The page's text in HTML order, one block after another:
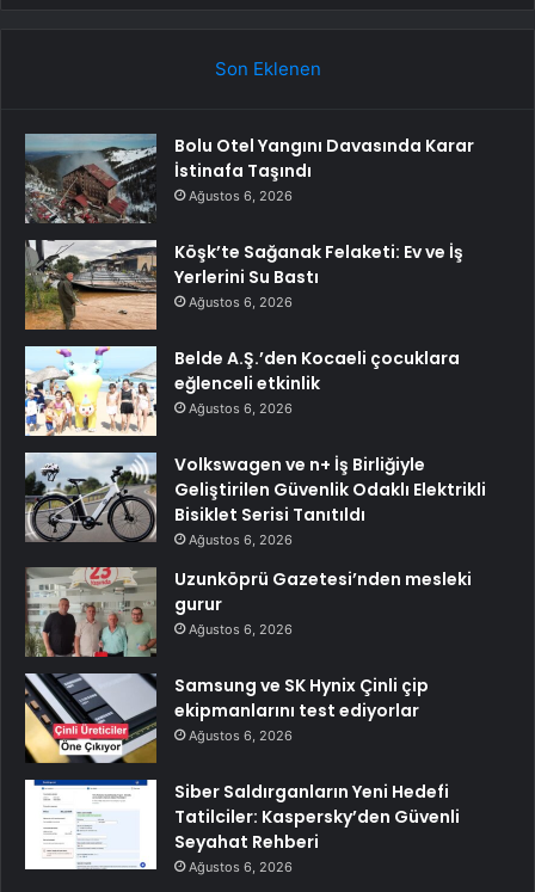
Son Eklenen
Bolu Otel Yangını Davasında Karar
İstinafa Taşındı
Ağustos 6, 2026
Köşk’te Sağanak Felaketi: Ev ve İş
Yerlerini Su Bastı
Ağustos 6, 2026
Belde A.Ş.’den Kocaeli çocuklara
eğlenceli etkinlik
Ağustos 6, 2026
Volkswagen ve n+ İş Birliğiyle
Geliştirilen Güvenlik Odaklı Elektrikli
Bisiklet Serisi Tanıtıldı
Ağustos 6, 2026
Uzunköprü Gazetesi’nden mesleki
gurur
Ağustos 6, 2026
Samsung ve SK Hynix Çinli çip
ekipmanlarını test ediyorlar
Ağustos 6, 2026
Siber Saldırganların Yeni Hedefi
Tatilciler: Kaspersky’den Güvenli
Seyahat Rehberi
Ağustos 6, 2026